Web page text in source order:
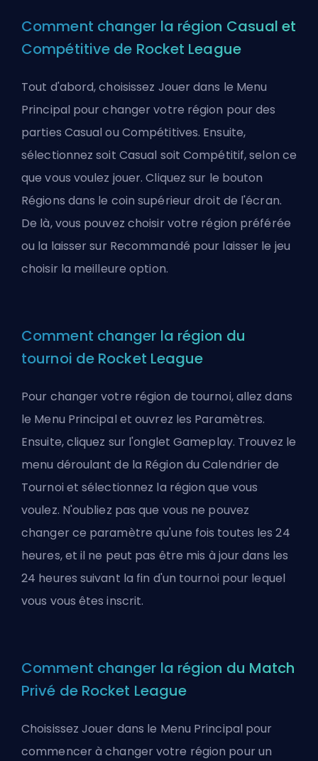
Comment changer la région Casual et
Compétitive de Rocket League
Tout d'abord, choisissez Jouer dans le Menu
Principal pour changer votre région pour des
parties Casual ou Compétitives. Ensuite,
sélectionnez soit Casual soit Compétitif, selon ce
que vous voulez jouer. Cliquez sur le bouton
Régions dans le coin supérieur droit de l'écran.
De là, vous pouvez choisir votre région préférée
ou la laisser sur Recommandé pour laisser le jeu
choisir la meilleure option.
Comment changer la région du
tournoi de Rocket League
Pour changer votre région de tournoi, allez dans
le Menu Principal et ouvrez les Paramètres.
Ensuite, cliquez sur l'onglet Gameplay. Trouvez le
menu déroulant de la Région du Calendrier de
Tournoi et sélectionnez la région que vous
voulez. N'oubliez pas que vous ne pouvez
changer ce paramètre qu'une fois toutes les 24
heures, et il ne peut pas être mis à jour dans les
24 heures suivant la fin d'un tournoi pour lequel
vous vous êtes inscrit.
Comment changer la région du Match
Privé de Rocket League
Choisissez Jouer dans le Menu Principal pour
commencer à changer votre région pour un